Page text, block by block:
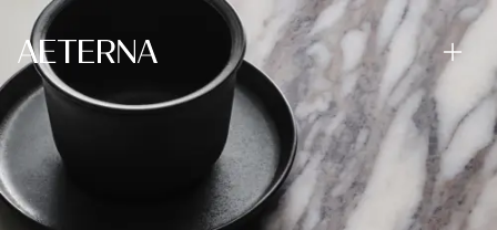
Skip to main content